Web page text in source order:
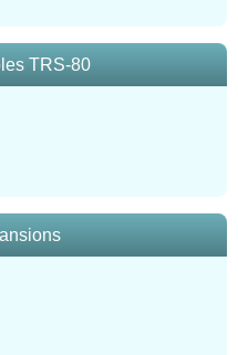
TRS-80